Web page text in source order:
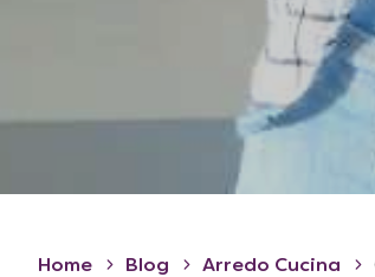
Home Blog Arredo Cucina